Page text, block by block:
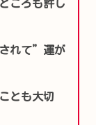
ころも許し
れて”運が
とも大切